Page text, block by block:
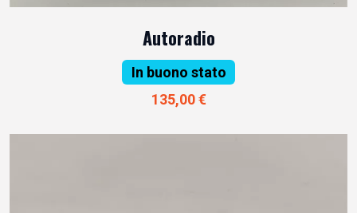
Autoradio
In buono stato
135,00 €